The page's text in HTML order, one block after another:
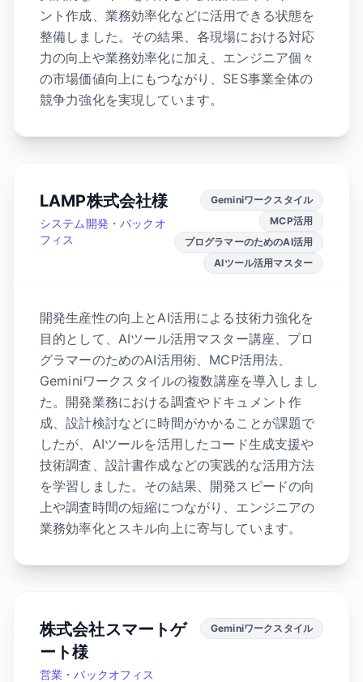
ント作成、業務効率化などに活用できる状態を
整備しました。その結果、各現場における対応
力の向上や業務効率化に加え、エンジニア個々
の市場価値向上にもつながり、SES事業全体の
競争力強化を実現しています。
LAMP株式会社様
システム開発・バックオ
フィス
Geminiワークスタイル
MCP活用
プログラマーのためのAI活用
AIツール活用マスター
開発生産性の向上とAI活用による技術力強化を
目的として、AIツール活用マスター講座、プロ
グラマーのためのAI活用術、MCP活用法、
Geminiワークスタイルの複数講座を導入しまし
た。開発業務における調査やドキュメント作
成、設計検討などに時間がかかることが課題で
したが、AIツールを活用したコード生成支援や
技術調査、設計書作成などの実践的な活用方法
を学習しました。その結果、開発スピードの向
上や調査時間の短縮につながり、エンジニアの
業務効率化とスキル向上に寄与しています。
株式会社スマートゲ
ート様
営業・バックオフィス
Geminiワークスタイル